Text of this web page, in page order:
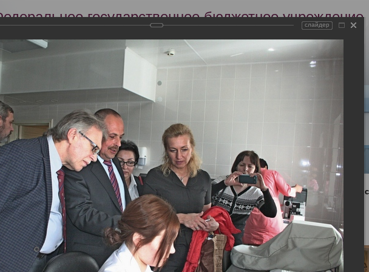
государственное бюджетное учреждение
Российский центр судебно-медицинской экспертизы
России
Сегодня 6 августа 2026 года
деятельность Экспертиза Издательство
практическая конференция «Организация судебно-медицинской службы России на
слайдер